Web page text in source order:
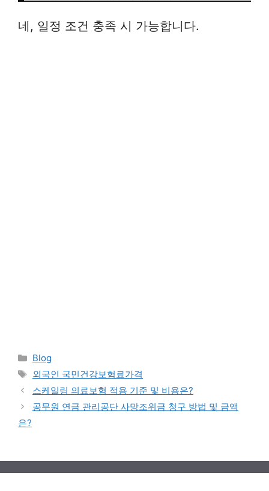
네, 일정 조건 충족 시 가능합니다.
Categories
Blog
Tags
외국인 국민건강보험료가격
스케일링 의료보험 적용 기준 및 비용은?
공무원 연금 관리공단 사망조위금 청구 방법 및 금액
은?